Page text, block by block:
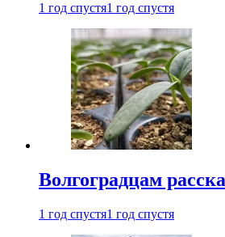
1 год спустя1 год спустя
Волгоградцам
1 год спустя1 год спустя